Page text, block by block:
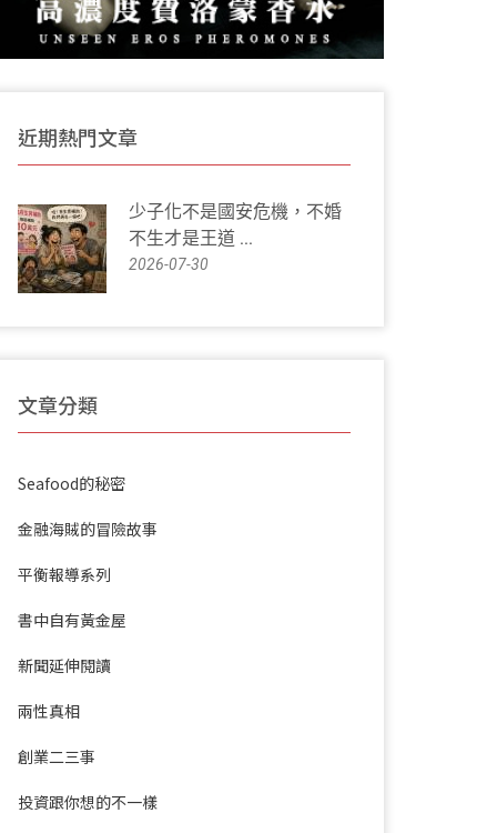
近期熱門文章
少子化不是國安危機，不婚
不生才是王道 ...
2026-07-30
文章分類
Seafood的秘密
金融海賊的冒險故事
平衡報導系列
書中自有黃金屋
新聞延伸閱讀
兩性真相
創業二三事
投資跟你想的不一樣